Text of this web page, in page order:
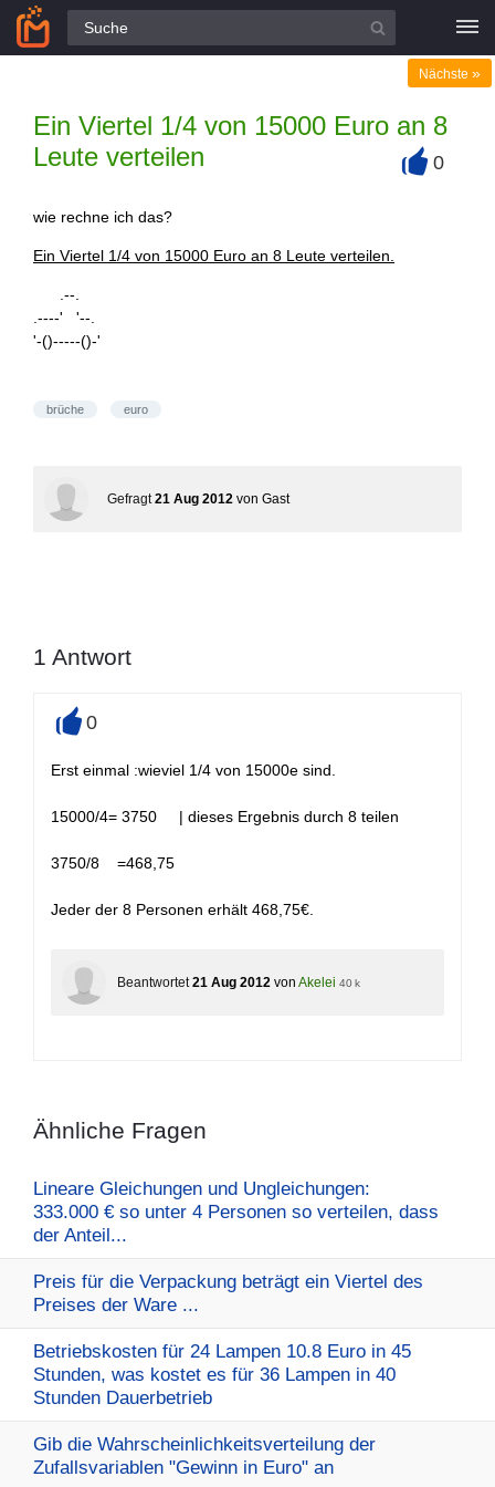
Alle Fragen
Ein Viertel 1/4 von 15000 Euro an 8
Leute verteilen
Nächste »
0
wie rechne ich das?
Ein Viertel 1/4 von 15000 Euro an 8 Leute verteilen.
.--.
.----' '--.
'-()-----()-'
brüche euro
Gefragt 21 Aug 2012 von Gast
1 Antwort
0
Erst einmal :wieviel 1/4 von 15000e sind.
15000/4= 3750 | dieses Ergebnis durch 8 teilen
3750/8 =468,75
Jeder der 8 Personen erhält 468,75€.
Beantwortet 21 Aug 2012 von Akelei 40 k
Ähnliche Fragen
Lineare Gleichungen und Ungleichungen:
333.000 € so unter 4 Personen so verteilen, dass
der Anteil...
Preis für die Verpackung beträgt ein Viertel des
Preises der Ware ...
Betriebskosten für 24 Lampen 10.8 Euro in 45
Stunden, was kostet es für 36 Lampen in 40
Stunden Dauerbetrieb
Gib die Wahrscheinlichkeitsverteilung der
Zufallsvariablen "Gewinn in Euro" an